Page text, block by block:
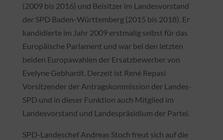
(2009 bis 2016) und Beisitzer im Landesvorstand
der SPD Baden-Württemberg (2015 bis 2018). Er
kandidierte im Jahr 2009 erstmalig selbst für das
Europäische Parlament und war bei den letzten
beiden Europawahlen der Ersatzbewerber von
Evelyne Gebhardt. Derzeit ist René Repasi
Vorsitzender der Antragskommission der Landes-
SPD und in dieser Funktion auch Mitglied im
Landesvorstand und Landespräsidium der Partei.
SPD-Landeschef Andreas Stoch freut sich auf die